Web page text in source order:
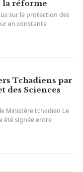
la réforme
sur la protection des
en constante
Tchadiens par
des Sciences
Ministère tchadien Le
été signée entre